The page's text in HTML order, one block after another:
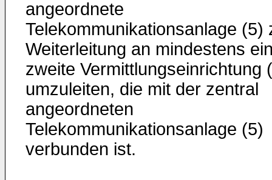
angeordnete
Telekommunikationsanlage (5)
Weiterleitung an mindestens
zweite Vermittlungseinrichtung
umzuleiten, die mit der zentral
angeordneten
Telekommunikationsanlage (5)
verbunden ist.